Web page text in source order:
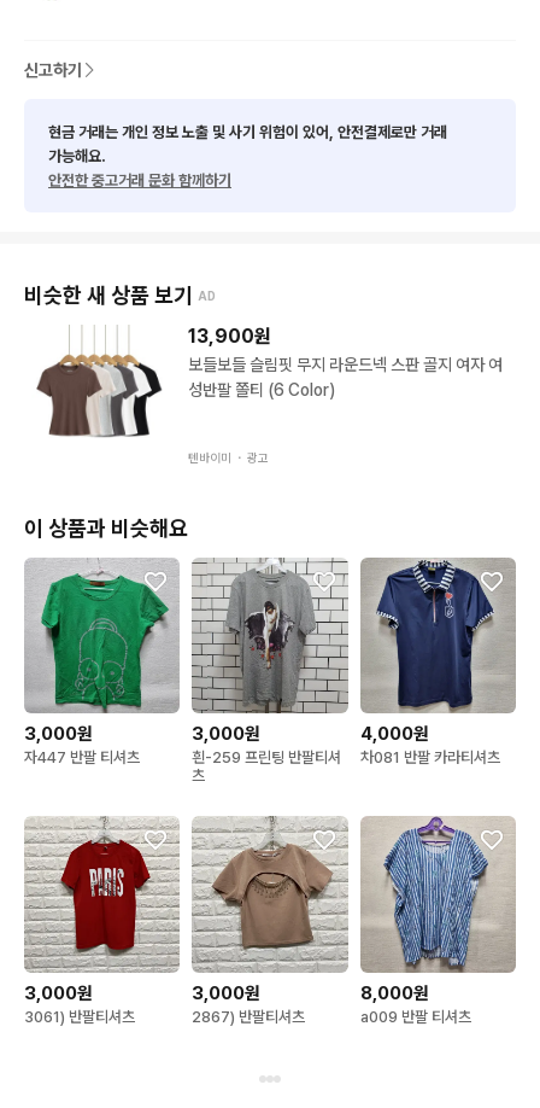
★최대한 사전 검수를 거치지만 구제 특성상 미세한 오염등의 하
신고하기
현금 거래는 개인 정보 노출 및 사기 위험이 있어, 안전결제로만 거래
가능해요.
안전한 중고거래 문화 함께하기
비슷한 새 상품 보기 AD
13,900원
보들보들 슬림핏 무지 라운드넥 스판 골지 여자 여
성반팔 쫄티 (6 Color)
텐바이미 ・ 광고
이 상품과 비슷해요
3,000원
자447 반팔 티셔츠
3,000원
흰-259 프린팅 반팔티셔
츠
4,000원
차081 반팔 카라티셔츠
3,000원
3061) 반팔티셔츠
3,000원
2867) 반팔티셔츠
8,000원
a009 반팔 티셔츠